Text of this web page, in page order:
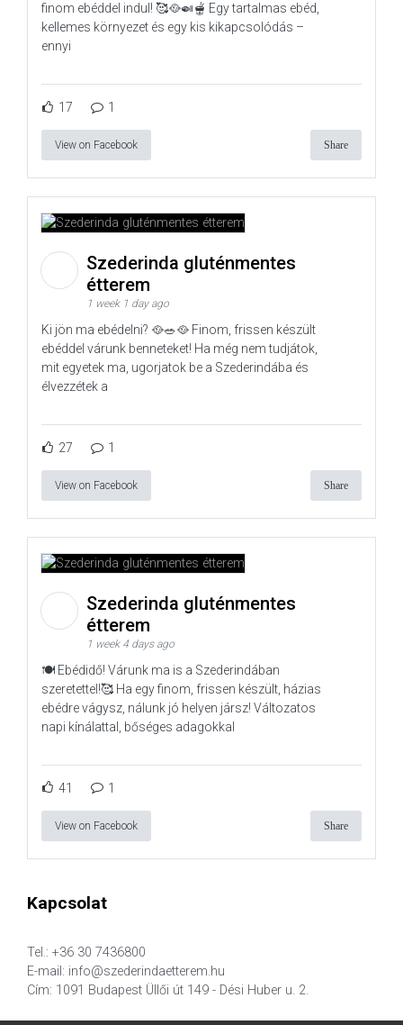
finom ebéddel indul! 🥰🥘🍛🫕 Egy tartalmas ebéd,
kellemes környezet és egy kis kikapcsolódás –
ennyi
17 1
View on Facebook Share
Szederinda gluténmentes
étterem
1 week 1 day ago
Ki jön ma ebédelni? 🥘🥗🥘 Finom, frissen készült
ebéddel várunk benneteket! Ha még nem tudjátok,
mit egyetek ma, ugorjatok be a Szederindába és
élvezzétek a
27 1
View on Facebook Share
Szederinda gluténmentes
étterem
1 week 4 days ago
🍽️ Ebédidő! Várunk ma is a Szederindában
szeretettel!🥰 Ha egy finom, frissen készült, házias
ebédre vágysz, nálunk jó helyen jársz! Változatos
napi kínálattal, bőséges adagokkal
41 1
View on Facebook Share
Kapcsolat
Tel.: +36 30 7436800
E-mail: info@szederindaetterem.hu
Cím: 1091 Budapest Üllői út 149 - Dési Huber u. 2.